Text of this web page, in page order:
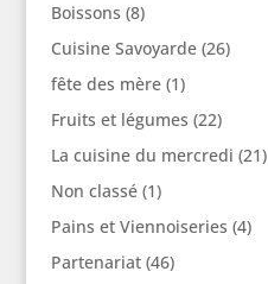
Boissons (8)
Cuisine Savoyarde(26)
fête des mère(1)
Fruits et légumes (22)
La cuisine du mercredi (21)
Non classé(1)
Pains et Viennoiseries (4)
Partenariat(46)